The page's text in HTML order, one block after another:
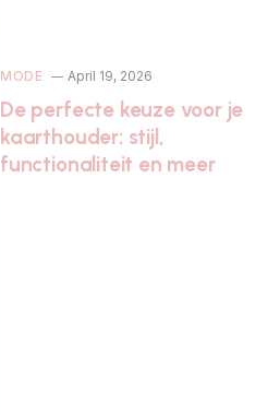
MODE April 19, 2026
De perfecte keuze voor je
kaarthouder: stijl,
functionaliteit en meer